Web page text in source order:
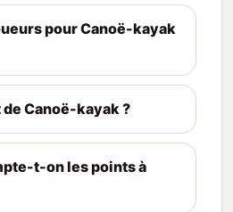
pour Canoë-kayak
Canoë-kayak ?
t-on les points à